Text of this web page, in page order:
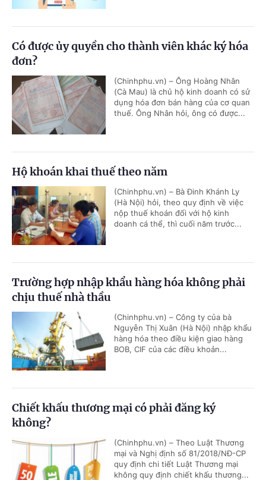
Có được ủy quyền cho thành viên khác ký hóa
đơn?
(Chinhphu.vn) – Ông Hoàng Nhân
(Cà Mau) là chủ hộ kinh doanh có sử
dụng hóa đơn bán hàng của cơ quan
thuế. Ông Nhân hỏi, ông có được...
Hộ khoán khai thuế theo năm
(Chinhphu.vn) – Bà Đinh Khánh Ly
(Hà Nội) hỏi, theo quy định về việc
nộp thuế khoán đối với hộ kinh
doanh cá thể, thì cuối năm trước...
Trường hợp nhập khẩu hàng hóa không phải
chịu thuế nhà thầu
(Chinhphu.vn) – Công ty của bà
Nguyễn Thị Xuân (Hà Nội) nhập khẩu
hàng hóa theo điều kiện giao hàng
BOB, CIF của các điều khoản...
Chiết khấu thương mại có phải đăng ký
không?
(Chinhphu.vn) – Theo Luật Thương
mại và Nghị định số 81/2018/NĐ-CP
quy định chi tiết Luật Thương mại
không quy định chiết khấu thương...